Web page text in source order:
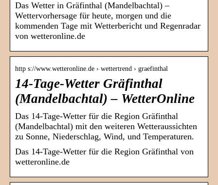
Das Wetter in Gräfinthal (Mandelbachtal) –
Wettervorhersage für heute, morgen und die
kommenden Tage mit Wetterbericht und Regenradar
von wetteronline.de
http s://www.wetteronline.de › wettertrend › graefinthal
14-Tage-Wetter Gräfinthal
(Mandelbachtal) – WetterOnline
Das 14-Tage-Wetter für die Region Gräfinthal
(Mandelbachtal) mit den weiteren Wetteraussichten
zu Sonne, Niederschlag, Wind, und Temperaturen.
Das 14-Tage-Wetter für die Region Gräfinthal von
wetteronline.de